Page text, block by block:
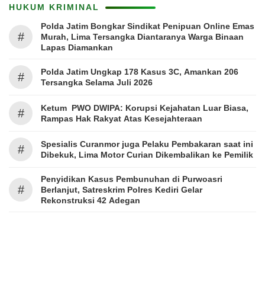
HUKUM KRIMINAL
#
Polda Jatim Bongkar Sindikat Penipuan Online Emas
Murah, Lima Tersangka Diantaranya Warga Binaan
Lapas Diamankan
#
Polda Jatim Ungkap 178 Kasus 3C, Amankan 206
Tersangka Selama Juli 2026
#
Ketum PWO DWIPA: Korupsi Kejahatan Luar Biasa,
Rampas Hak Rakyat Atas Kesejahteraan
#
Spesialis Curanmor juga Pelaku Pembakaran saat ini
Dibekuk, Lima Motor Curian Dikembalikan ke Pemilik
#
Penyidikan Kasus Pembunuhan di Purwoasri
Berlanjut, Satreskrim Polres Kediri Gelar
Rekonstruksi 42 Adegan